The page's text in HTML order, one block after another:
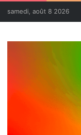
samedi, août 8 2026